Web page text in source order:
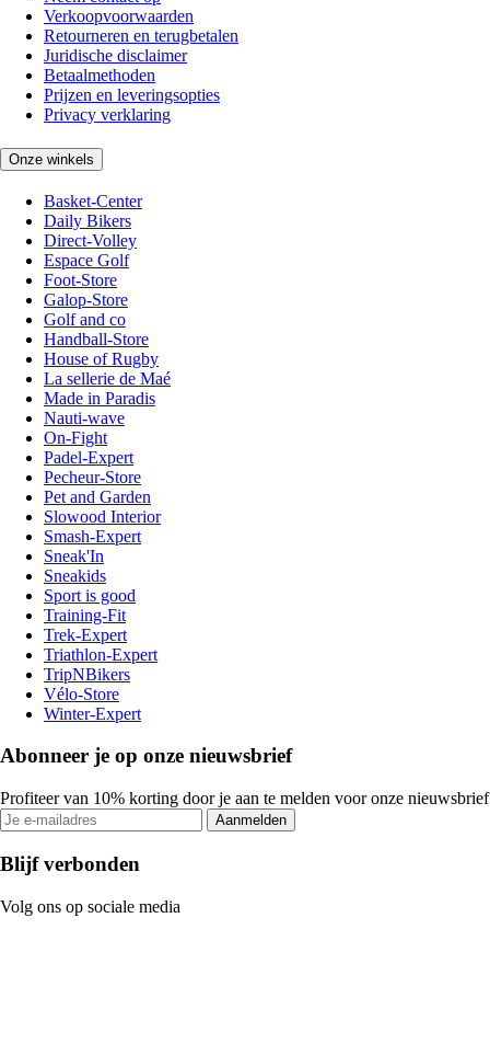
Verkoopvoorwaarden
Retourneren en terugbetalen
Juridische disclaimer
Betaalmethoden
Prijzen en leveringsopties
Privacy verklaring
Onze winkels
Basket-Center
Daily Bikers
Direct-Volley
Espace Golf
Foot-Store
Galop-Store
Golf and co
Handball-Store
House of Rugby
La sellerie de Maé
Made in Paradis
Nauti-wave
On-Fight
Padel-Expert
Pecheur-Store
Pet and Garden
Slowood Interior
Smash-Expert
Sneak'In
Sneakids
Sport is good
Training-Fit
Trek-Expert
Triathlon-Expert
TripNBikers
Vélo-Store
Winter-Expert
Abonneer je op onze nieuwsbrief
Profiteer van 10% korting door je aan te melden voor onze nieuwsbrief
Aanmelden
Blijf verbonden
Volg ons op sociale media